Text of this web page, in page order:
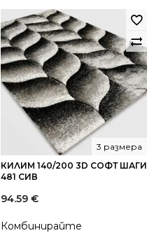
КИЛИМ 140/200 3D СОФТ ШАГИ
481 СИВ
3 размера
94.59 €
Комбинирайте